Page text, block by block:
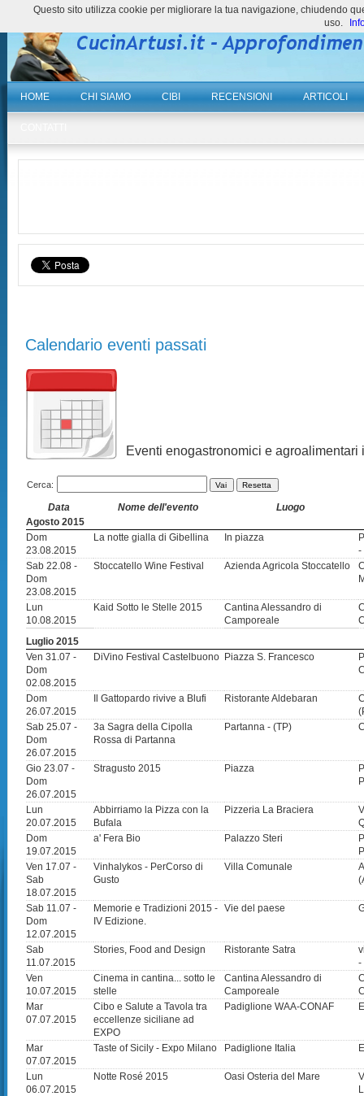
HOME CHI SIAMO CIBI RECENSIONI ARTICOLI
Calendario eventi passati
Eventi enogastronomici e agroalimentari
Cerca: Vai Resetta
Data Nome dell'evento Luogo
Agosto 2015
Dom
23.08.2015
La notte gialla di Gibellina In piazza
-
Sab 22.08 -
Dom
23.08.2015
Stoccatello Wine Festival Azienda Agricola Stoccatello
Lun
10.08.2015
Kaid Sotto le Stelle 2015
Cantina Alessandro di
Camporeale
Luglio 2015
Ven 31.07 -
Dom
02.08.2015
DiVino Festival Castelbuono Piazza S. Francesco
Dom
26.07.2015
Il Gattopardo rivive a Blufi Ristorante Aldebaran
Sab 25.07 -
Dom
26.07.2015
3a Sagra della Cipolla
Rossa di Partanna
Partanna - (TP)
Gio 23.07 -
Dom
26.07.2015
Stragusto 2015 Piazza
Lun
20.07.2015
Abbirriamo la Pizza con la
Bufala
Pizzeria La Braciera
Dom
19.07.2015
a' Fera Bio Palazzo Steri
Ven 17.07 -
Sab
18.07.2015
Vinhalykos - PerCorso di
Gusto
Villa Comunale
Sab 11.07 -
Dom
12.07.2015
Memorie e Tradizioni 2015 -
IV Edizione.
Vie del paese
Sab
11.07.2015
Stories, Food and Design Ristorante Satra
-
Ven
10.07.2015
Cinema in cantina... sotto le
stelle
Cantina Alessandro di
Camporeale
Mar
07.07.2015
Cibo e Salute a Tavola tra
eccellenze siciliane ad
EXPO
Padiglione WAA-CONAF
Mar
07.07.2015
Taste of Sicily - Expo Milano Padiglione Italia
Lun
06.07.2015
Notte Rosé 2015 Oasi Osteria del Mare
Questo sito utilizza cookie per migliorare la tua navigazione, chiudendo
uso.